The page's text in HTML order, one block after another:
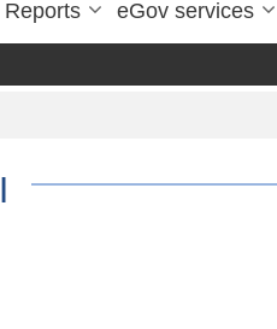
Reports eGov services